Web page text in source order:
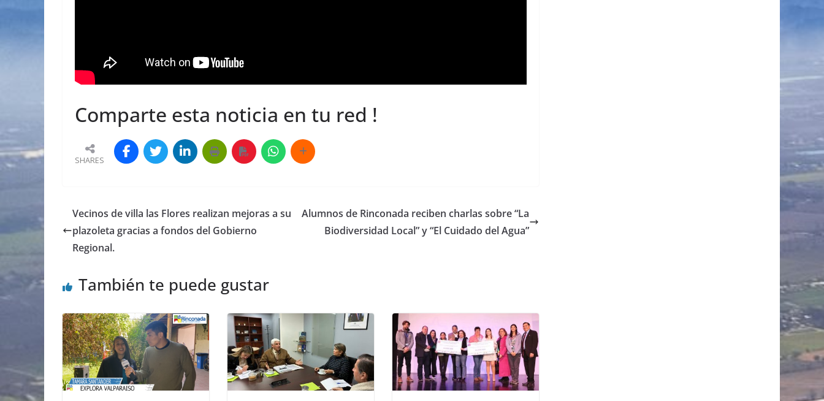
Comparte esta noticia en tu red !
SHARES
Vecinos de villa las Flores realizan mejoras a su
plazoleta gracias a fondos del Gobierno
Regional.
Alumnos de Rinconada reciben charlas sobre “La
Biodiversidad Local” y “El Cuidado del Agua”
También te puede gustar